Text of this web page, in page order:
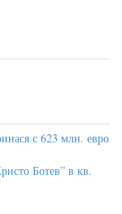
с 623 млн. евро
Ботев” в кв.